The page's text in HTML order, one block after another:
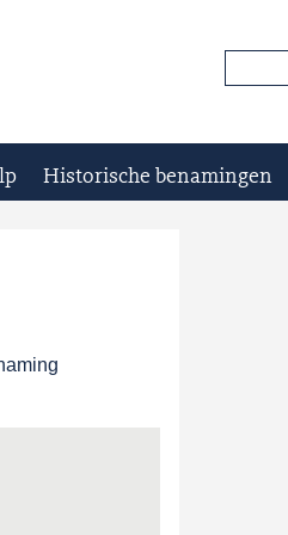
Historische benamingen